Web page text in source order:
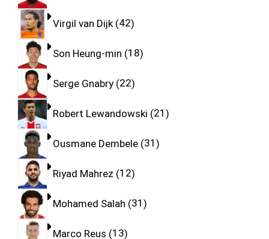
Virgil van Dijk 42
Son Heung-min 18
Serge Gnabry 22
Robert Lewandowski 21
Ousmane Dembele 31
Riyad Mahrez 12
Mohamed Salah 31
Marco Reus 13